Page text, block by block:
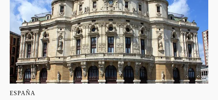
ESPAÑA